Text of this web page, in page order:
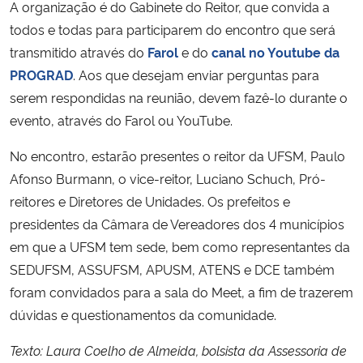
A organização é do Gabinete do Reitor, que convida a
todos e todas para participarem do encontro que será
transmitido através do Farole do canal no Youtube da
PROGRAD. Aos que desejam enviar perguntas para
serem respondidas na reunião, devem fazê-lo durante o
evento, através do Farol ou YouTube.
No encontro, estarão presentes o reitor da UFSM, Paulo
Afonso Burmann, o vice-reitor, Luciano Schuch, Pró-
reitores e Diretores de Unidades. Os prefeitos e
presidentes da Câmara de Vereadores dos 4 municípios
em que a UFSM tem sede, bem como representantes da
SEDUFSM, ASSUFSM, APUSM, ATENS e DCE também
foram convidados para a sala do Meet, a fim de trazerem
dúvidas e questionamentos da comunidade.
Texto: Laura Coelho de Almeida, bolsista da Assessoria de